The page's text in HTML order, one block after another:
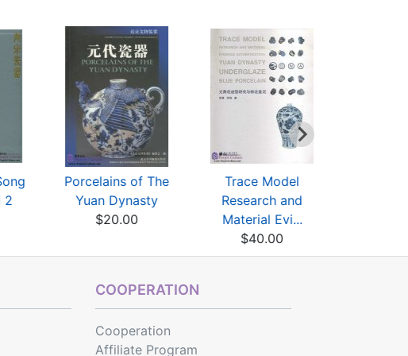
2
Porcelains of The
Yuan Dynasty
$20.00
Trace Model
Research and
Material Evi...
$40.00
COOPERATION
Cooperation
Affiliate Program